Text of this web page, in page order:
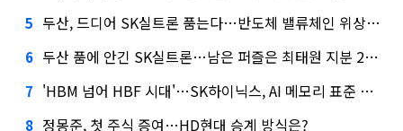
5 두산, 드디어 SK실트론 품는다…반도체 밸류체인 위상 강화
6 두산 품에 안긴 SK실트론…남은 퍼즐은 최태원 지분 29.4%
7 'HBM 넘어 HBF 시대'…SK하이닉스, AI 메모리 표준 선점 나섰다
8 정몽준, 첫 주식 증여…HD현대 승계 방식은?